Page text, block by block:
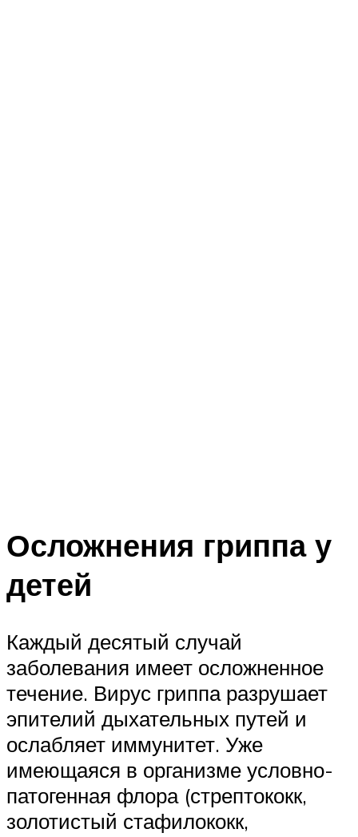
Осложнения гриппа у
детей
Каждый десятый случай
заболевания имеет осложненное
течение. Вирус гриппа разрушает
эпителий дыхательных путей и
ослабляет иммунитет. Уже
имеющаяся в организме условно-
патогенная флора (стрептококк,
золотистый стафилококк,